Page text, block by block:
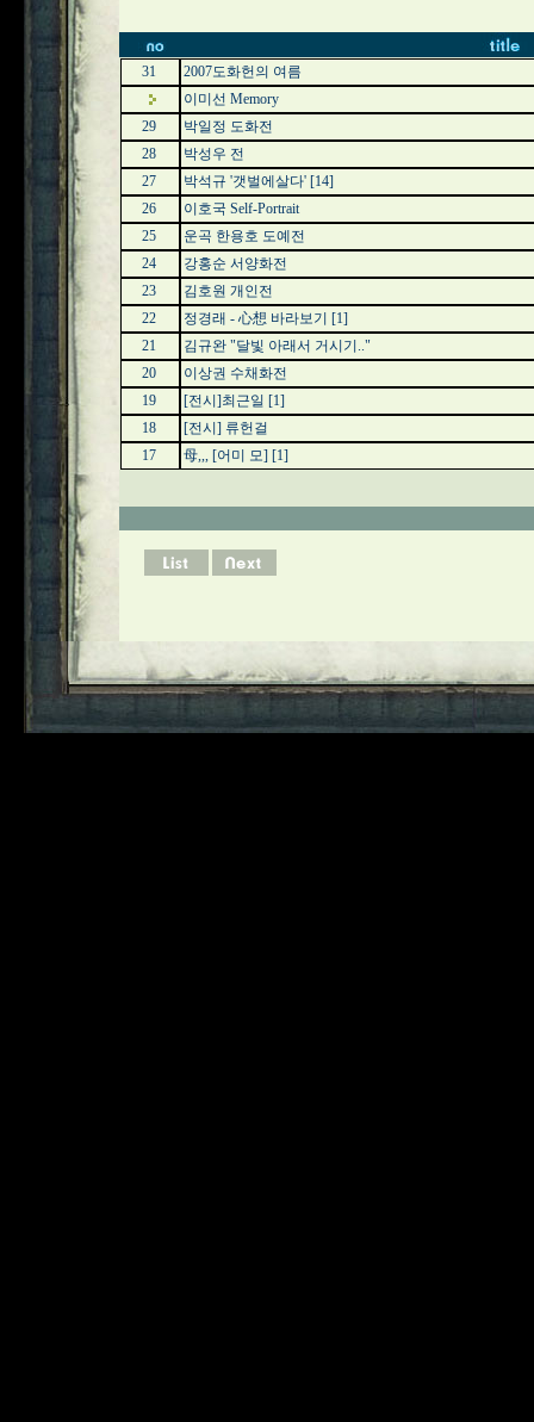
31
2007도화헌의 여름
이미선 Memory
29
박일정 도화전
28
박성우 전
27
박석규 '갯벌에살다' [14]
26
이호국 Self-Portrait
25
운곡 한용호 도예전
24
강홍순 서양화전
23
김호원 개인전
22
정경래 - 心想 바라보기
[1]
21
김규완 "달빛 아래서 거시기.."
20
이상권 수채화전
19
[전시]최근일 [1]
18
[전시] 류헌걸
17
母,,, [어미 모] [1]